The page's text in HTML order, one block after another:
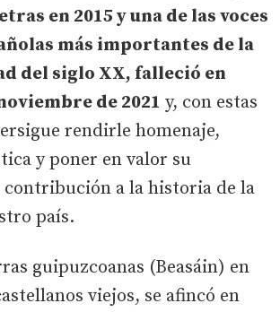
en 2015 y una de las voces
más importantes de la
del siglo XX, falleció en
de 2021 y, con estas
rendirle homenaje,
y poner en valor su
a la historia de la
país.
guipuzcoanas (Beasáin) en
viejos, se afincó en